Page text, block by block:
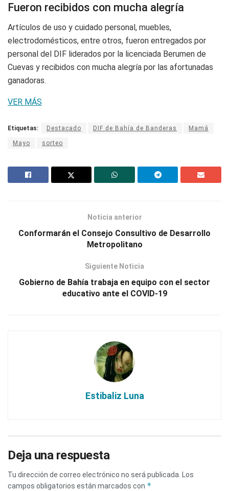
Fueron recibidos con mucha alegría
Artículos de uso y cuidado personal, muebles,
electrodomésticos, entre otros, fueron entregados por
personal del DIF liderados por la licenciada Berumen de
Cuevas y recibidos con mucha alegría por las afortunadas
ganadoras.
VER MÁS
Etiquetas: Destacado DIF de Bahía de Banderas Mamá
Mayo sorteo
Noticia anterior
Conformarán el Consejo Consultivo de Desarrollo
Metropolitano
Siguiente Noticia
Gobierno de Bahía trabaja en equipo con el sector
educativo ante el COVID-19
Estibaliz Luna
Deja una respuesta
Tu dirección de correo electrónico no será publicada.
Los
campos obligatorios están marcados con *